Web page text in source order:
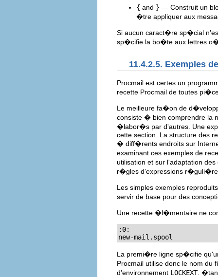
{ and } — Construit un
�tre appliquer aux
Si aucun caract�re sp�cial
sp�cifie la bo�te aux lettres
11.4.2.5. Exemples
Procmail est certes un
recette Procmail de toutes
Le meilleure fa�on de
consiste � bien comprendre la
�labor�s par d'autres. Une
cette section. La structure des
� diff�rents endroits sur
examinant ces exemples de
utilisation et sur l'adaptation
r�gles d'expressions
Les simples exemples
servir de base pour des
Une recette �l�mentaire ne
:0:
new-mail.spool
La premi�re ligne sp�cifie
Procmail utilise donc le nom
d'environnement LOCKEXT.